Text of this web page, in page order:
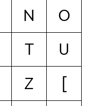
N
O
T
U
Z
[